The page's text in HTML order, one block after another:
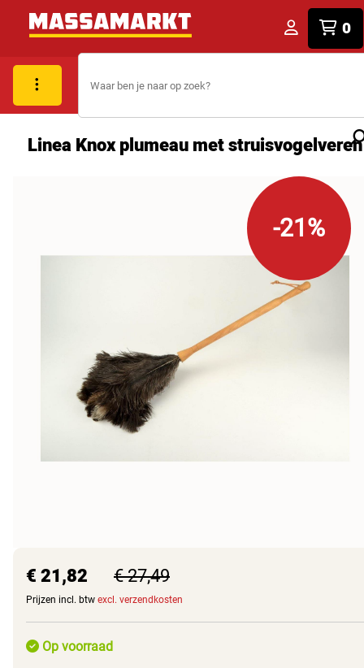
0
Linea Knox plumeau met struisvogelveren
-21%
€ 21,82 € 27,49
Prijzen incl. btw excl. verzendkosten
Op voorraad